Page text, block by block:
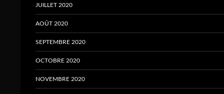
JUILLET 2020
AOÛT 2020
SEPTEMBRE 2020
OCTOBRE 2020
NOVEMBRE 2020